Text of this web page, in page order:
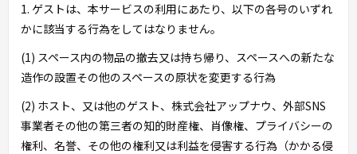
1. ゲストは、本サービスの利用にあたり、以下の各号のいずれ
かに該当する行為をしてはなりません。
(1) スペース内の物品の撤去又は持ち帰り、スペースへの新たな
造作の設置その他のスペースの原状を変更する行為
(2) ホスト、又は他のゲスト、株式会社アップナウ、外部SNS
事業者その他の第三者の知的財産権、肖像権、プライバシーの
権利、名誉、その他の権利又は利益を侵害する行為（かかる侵